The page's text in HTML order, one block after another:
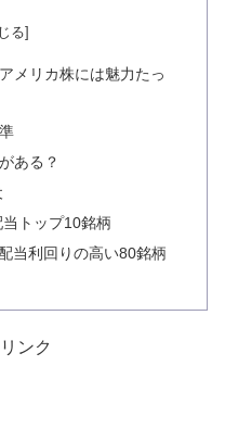
メリカ株には魅力たっ
ある？
トップ10銘柄
当利回りの高い80銘柄
ンク